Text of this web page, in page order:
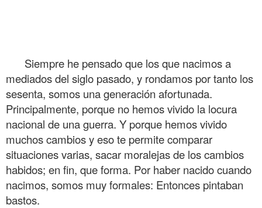
Siempre he pensado que los que nacimos a
mediados del siglo pasado, y rondamos por tanto los
sesenta, somos una generación afortunada.
Principalmente, porque no hemos vivido la locura
nacional de una guerra. Y porque hemos vivido
muchos cambios y eso te permite comparar
situaciones varias, sacar moralejas de los cambios
habidos; en fin, que forma. Por haber nacido cuando
nacimos, somos muy formales: Entonces pintaban
bastos.